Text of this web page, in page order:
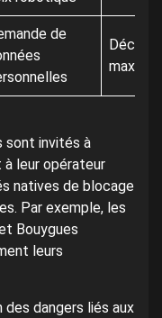
de
sont invités à
leur opérateur
natives de blocage
Par exemple, les
Bouygues
leurs
des dangers liés aux